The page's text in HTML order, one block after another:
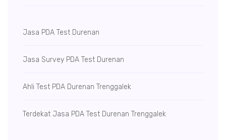
Jasa PDA Test Durenan
Jasa Survey PDA Test Durenan
Ahli Test PDA Durenan Trenggalek
Terdekat Jasa PDA Test Durenan Trenggalek